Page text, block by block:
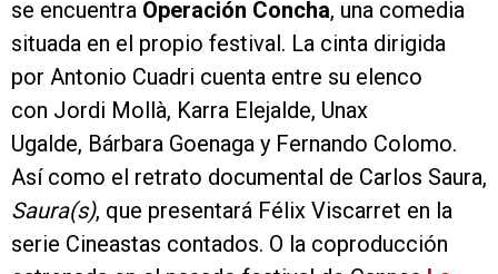
se encuentra Operación Concha, una comedia
situada en el propio festival. La cinta dirigida
por Antonio Cuadri cuenta entre su elenco
con Jordi Mollà, Karra Elejalde, Unax
Ugalde, Bárbara Goenaga y Fernando Colomo.
Así como el retrato documental de Carlos Saura,
Saura(s), que presentará Félix Viscarret en la
serie Cineastas contados. O la coproducción